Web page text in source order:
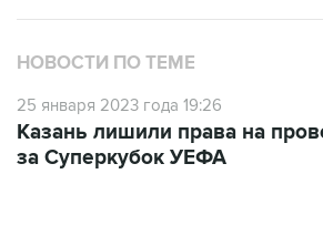
НОВОСТИ ПО ТЕМЕ
25 января 2023 года 19:26
Казань лишили права на
за Суперкубок УЕФА